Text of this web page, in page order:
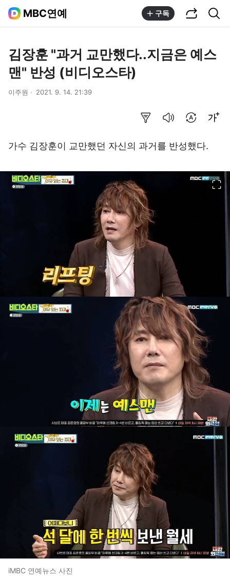
MBC연예 구독
김장훈 "과거 교만했다..지금은 예스
맨" 반성 (비디오스타)
이주원 2021. 9. 14. 21:39
가수 김장훈이 교만했던 자신의 과거를 반성했다.
iMBC 연예뉴스 사진